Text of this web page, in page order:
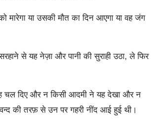
या उसकी मौत का दिन आएगा या वह जंग
से यह नेज़ा और पानी की सुराही उठा, ले फिर
चल दिए और न किसी आदमी ने यह देखा और न
की तरफ़ से उन पर गहरी नींद आई हुई थी।